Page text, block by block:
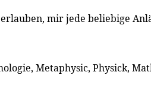
mir jede beliebige
Metaphysic, Physick,